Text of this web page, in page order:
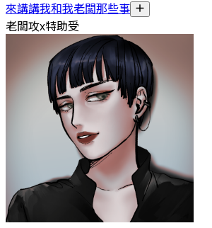
來講講我和我老闆那些事
老闆攻x特助受